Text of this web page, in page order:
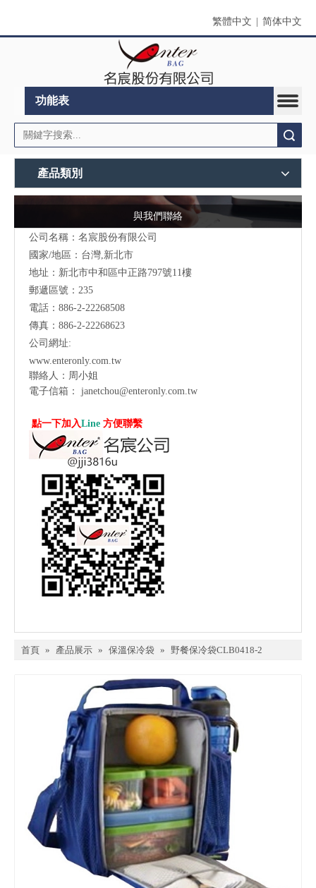
繁體中文 简体中文
功能表
產品類別
與我們聯絡
公司名稱：名宸股份有限公司
國家/地區：台灣,新北市
地址：新北市中和區中正路797號11樓
郵遞區號：235
電話：886-2-22268508
傳真：886-2-22268623
公司網址:
www.enteronly.com.tw
聯絡人：周小姐
電子信箱： janetchou@enteronly.com.tw
點一下加入Line 方便聯繫
首頁 » 產品展示 » 保溫保冷袋 » 野餐保冷袋CLB0418-2